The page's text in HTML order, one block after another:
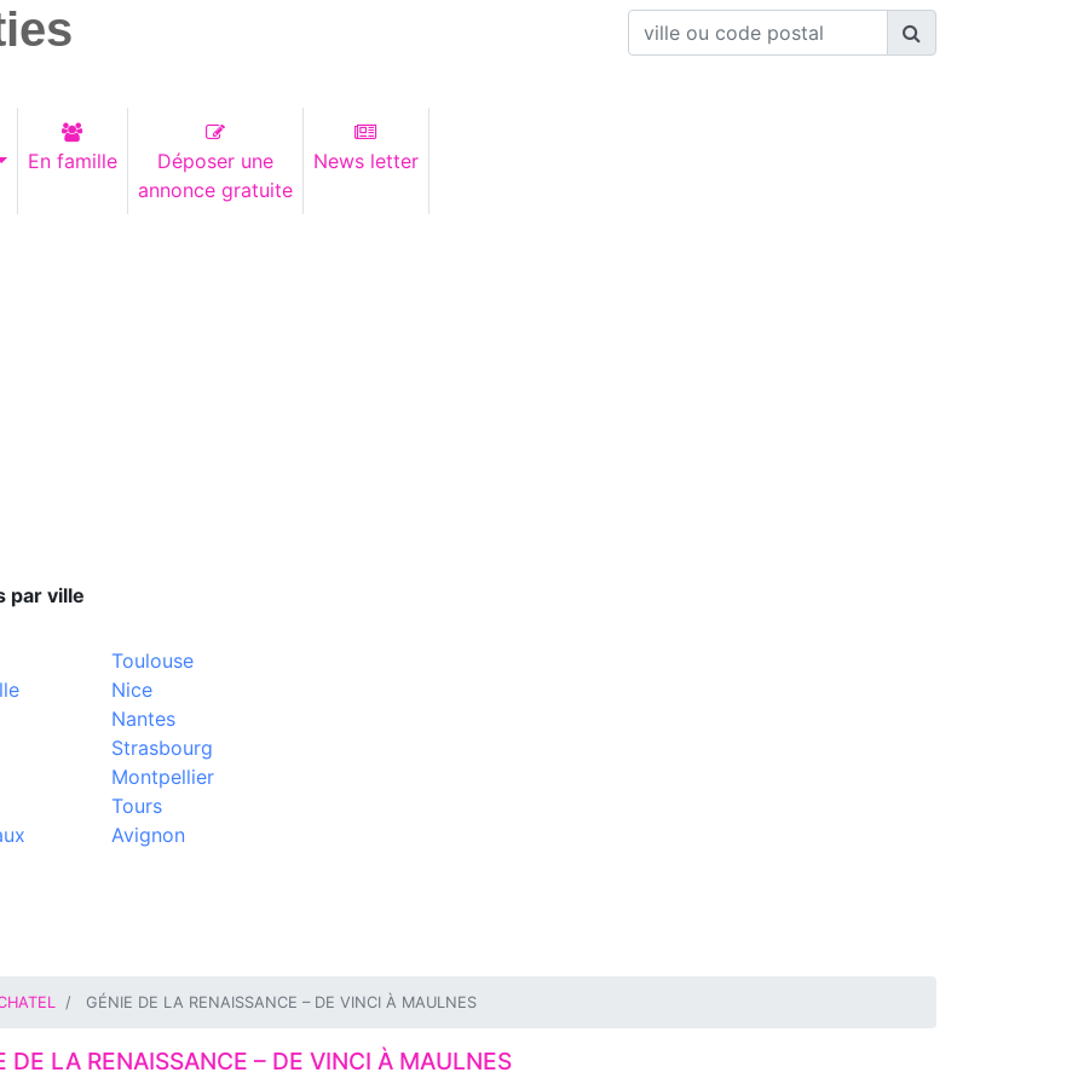
En famille
Déposer une
annonce gratuite
News letter
par ville
Toulouse
Nice
Nantes
Strasbourg
Montpellier
Tours
Avignon
GÉNIE DE LA RENAISSANCE – DE VINCI À MAULNES
DE LA RENAISSANCE – DE VINCI À MAULNES